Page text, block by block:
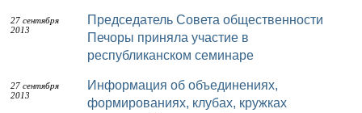
27 сентября
2013
Председатель Совета общественности
Печоры приняла участие в
республиканском семинаре
27 сентября
2013
Информация об объединениях,
формированиях, клубах, кружках